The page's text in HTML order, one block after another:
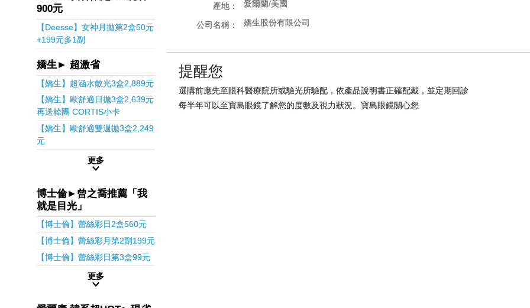
900元
【Deesse】女神月拋第2盒50元
+199元多1副
嬌生► 超激省
【嬌生】超涵水散光3盒2,889元
【嬌生】歐舒適日拋3盒2,639元
再送韓團 CORTIS小卡
【嬌生】歐舒適雙週拋3盒2,249
元
更多
博士倫►曾之喬推薦「我
就是目光」
【博士倫】蕾絲彩日2盒560元
【博士倫】蕾絲彩月第2副199元
【博士倫】蕾絲彩日第3盒99元
更多
產地： 愛爾蘭/美國
公司名稱： 嬌生股份有限公司
提醒您
選購前應先至眼科醫療院所或驗光所驗配，依產品說明書正確配戴，並定期回診
每半年可以至寶島眼鏡了解您的度數及視力狀況。寶島眼鏡關心您